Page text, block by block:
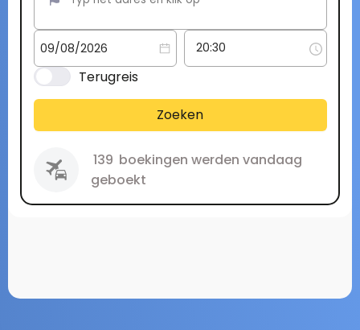
Terugreis
Zoeken
139 boekingen werden vandaag
geboekt